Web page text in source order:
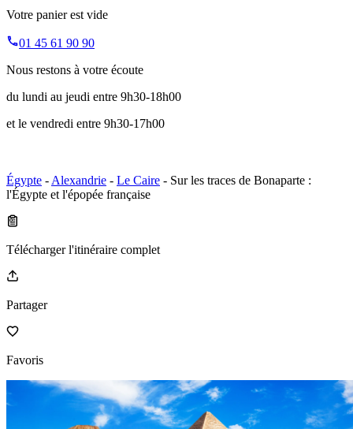
Votre panier est vide
01 45 61 90 90
Nous restons à votre écoute
du lundi au jeudi entre 9h30-18h00
et le vendredi entre 9h30-17h00
Égypte - Alexandrie - Le Caire - Sur les traces de Bonaparte :
l'Égypte et l'épopée française
Télécharger l'itinéraire complet
Partager
Favoris